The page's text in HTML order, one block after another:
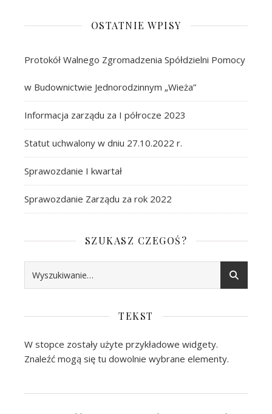
OSTATNIE WPISY
Protokół Walnego Zgromadzenia Spółdzielni Pomocy
w Budownictwie Jednorodzinnym „Wieża”
Informacja zarządu za I półrocze 2023
Statut uchwalony w dniu 27.10.2022 r.
Sprawozdanie I kwartał
Sprawozdanie Zarządu za rok 2022
SZUKASZ CZEGOŚ?
TEKST
W stopce zostały użyte przykładowe widgety.
Znaleźć mogą się tu dowolnie wybrane elementy.